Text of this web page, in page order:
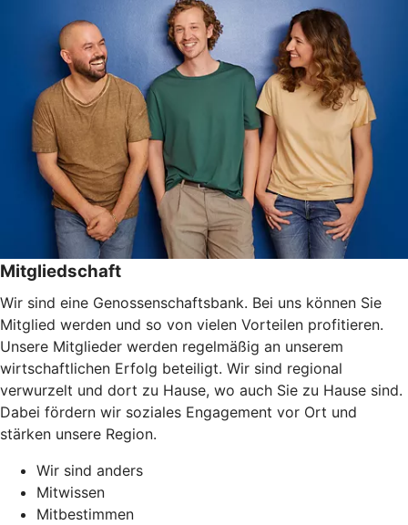
Mitgliedschaft
Wir sind eine Genossenschaftsbank. Bei uns können Sie
Mitglied werden und so von vielen Vorteilen profitieren.
Unsere Mitglieder werden regelmäßig an unserem
wirtschaftlichen Erfolg beteiligt. Wir sind regional
verwurzelt und dort zu Hause, wo auch Sie zu Hause sind.
Dabei fördern wir soziales Engagement vor Ort und
stärken unsere Region.
Wir sind anders
Mitwissen
Mitbestimmen